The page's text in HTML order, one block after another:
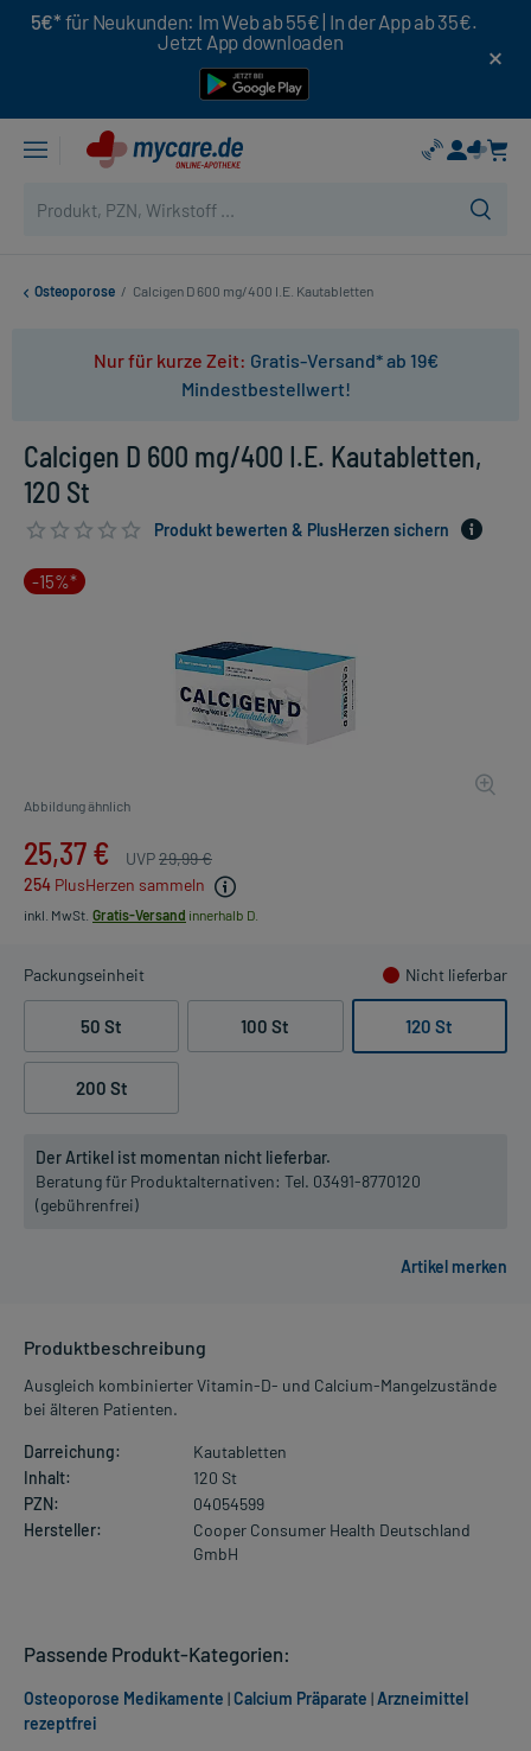
5€* für Neukunden: Im Web ab 55€ | In der App ab 35€.
Jetzt App downloaden
Osteoporose / Calcigen D 600 mg/400 I.E. Kautabletten
Nur für kurze Zeit: Gratis-Versand* ab 19€
Mindestbestellwert!
Calcigen D 600 mg/400 I.E. Kautabletten,
120 St
Produkt bewerten & PlusHerzen sichern
-15%*
Abbildung ähnlich
25,37 € UVP29,99 €
254 PlusHerzen sammeln
inkl. MwSt. Gratis-Versand innerhalb D.
Packungseinheit Nicht lieferbar
50 St 100 St 120 St
200 St
Der Artikel ist momentan nicht lieferbar.
Beratung für Produktalternativen: Tel. 03491-8770120
(gebührenfrei)
Produktbeschreibung
Ausgleich kombinierter Vitamin-D- und Calcium-Mangelzustände
bei älteren Patienten.
Darreichung:
Kautabletten
Inhalt:
120 St
PZN:
04054599
Hersteller:
Cooper Consumer Health Deutschland
GmbH
Passende Produkt-Kategorien:
Osteoporose Medikamente |Calcium Präparate |Arzneimittel
rezeptfrei